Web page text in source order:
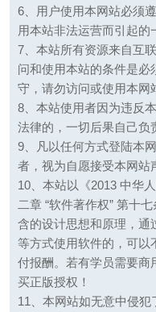
6、用户使用本网站必须
用本站非法运营而引起的
7、本站所有资源来自互
问和使用本站的条件是必
守，请勿访问或使用本网
8、本站使用者因为违反
法律的，一切后果自己负
9、凡以任何方式登陆本
者，视为自愿接受本网站
10、本站以《2013 中华
二章 “软件著作权” 第十
含的设计思想和原理，通
等方式使用软件的，可以
付报酬。若有学员需要商
买正版授权！
11、本网站如无意中侵